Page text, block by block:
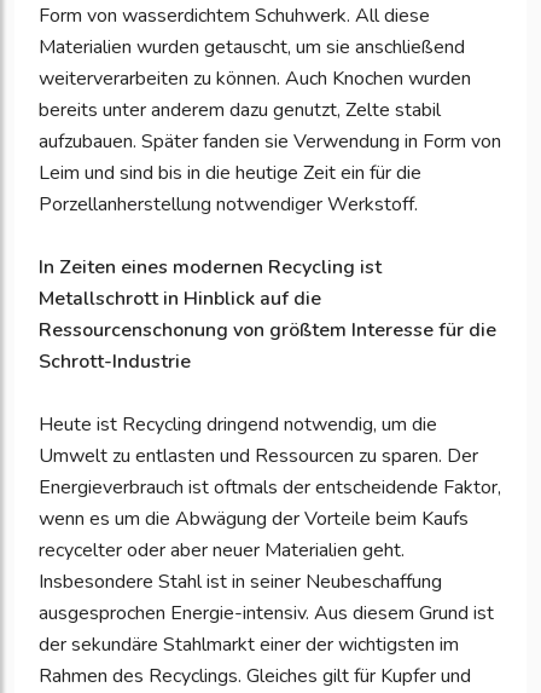
Form von wasserdichtem Schuhwerk. All diese
Materialien wurden getauscht, um sie anschließend
weiterverarbeiten zu können. Auch Knochen wurden
bereits unter anderem dazu genutzt, Zelte stabil
aufzubauen. Später fanden sie Verwendung in Form von
Leim und sind bis in die heutige Zeit ein für die
Porzellanherstellung notwendiger Werkstoff.
In Zeiten eines modernen Recycling ist
Metallschrott in Hinblick auf die
Ressourcenschonung von größtem Interesse für die
Schrott-Industrie
Heute ist Recycling dringend notwendig, um die
Umwelt zu entlasten und Ressourcen zu sparen. Der
Energieverbrauch ist oftmals der entscheidende Faktor,
wenn es um die Abwägung der Vorteile beim Kaufs
recycelter oder aber neuer Materialien geht.
Insbesondere Stahl ist in seiner Neubeschaffung
ausgesprochen Energie-intensiv. Aus diesem Grund ist
der sekundäre Stahlmarkt einer der wichtigsten im
Rahmen des Recyclings. Gleiches gilt für Kupfer und